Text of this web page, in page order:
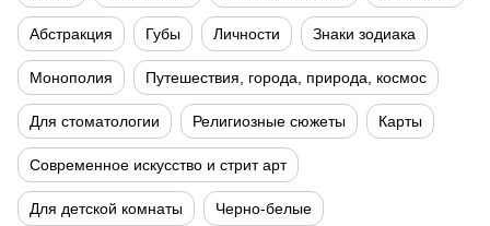
Абстракция Губы Личности Знаки зодиака
Монополия Путешествия, города, природа, космос
Для стоматологии Религиозные сюжеты Карты
Современное искусство и стрит арт
Для детской комнаты Черно-белые